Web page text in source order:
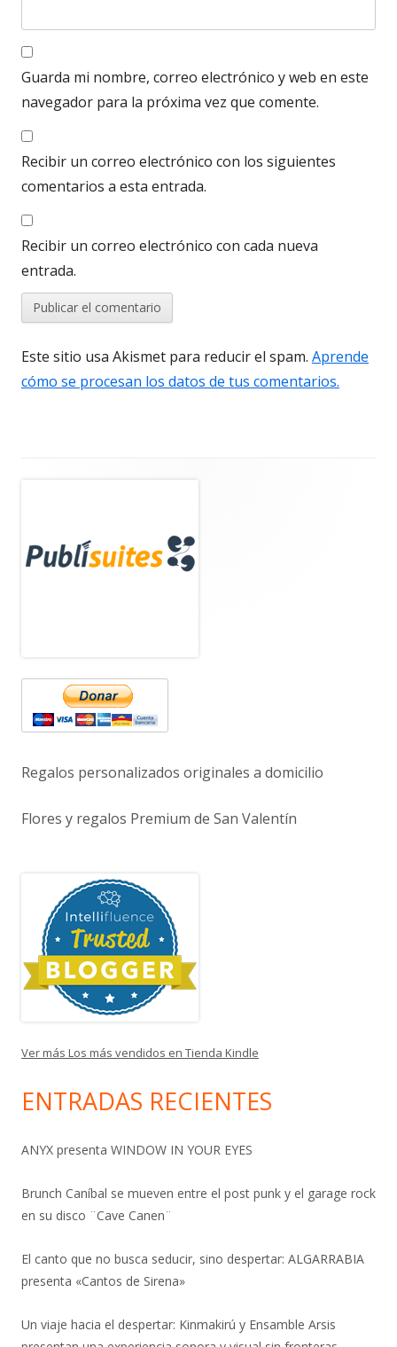
Guarda mi nombre, correo electrónico y web en este
navegador para la próxima vez que comente.
Recibir un correo electrónico con los siguientes
comentarios a esta entrada.
Recibir un correo electrónico con cada nueva
entrada.
Este sitio usa Akismet para reducir el spam. Aprende
cómo se procesan los datos de tus comentarios.
lateral
principal
Regalos personalizados originales a domicilio
Flores y regalos Premium de San Valentín
Ver más Los más vendidos en Tienda Kindle
ENTRADAS RECIENTES
ANYX presenta WINDOW IN YOUR EYES
Brunch Caníbal se mueven entre el post punk y el garage rock
en su disco ¨Cave Canen¨
El canto que no busca seducir, sino despertar: ALGARRABIA
presenta «Cantos de Sirena»
Un viaje hacia el despertar: Kinmakirú y Ensamble Arsis